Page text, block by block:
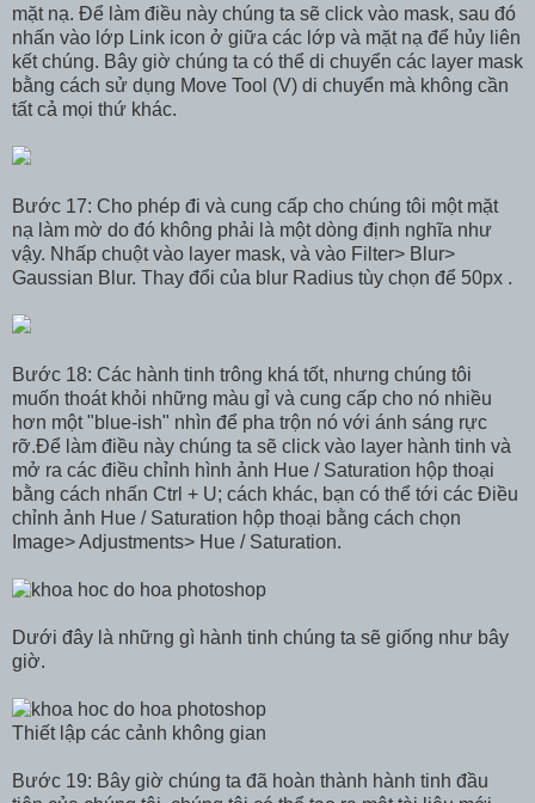
mặt nạ. Để làm điều này chúng ta sẽ click vào mask, sau đó
nhấn vào lớp Link icon ở giữa các lớp và mặt nạ để hủy liên
kết chúng. Bây giờ chúng ta có thể di chuyển các layer mask
bằng cách sử dụng Move Tool (V) di chuyển mà không cần
tất cả mọi thứ khác.
Bước 17: Cho phép đi và cung cấp cho chúng tôi một mặt
nạ làm mờ do đó không phải là một dòng định nghĩa như
vậy. Nhấp chuột vào layer mask, và vào Filter> Blur>
Gaussian Blur. Thay đổi của blur Radius tùy chọn để 50px .
Bước 18: Các hành tinh trông khá tốt, nhưng chúng tôi
muốn thoát khỏi những màu gỉ và cung cấp cho nó nhiều
hơn một "blue-ish" nhìn để pha trộn nó với ánh sáng rực
rỡ.Để làm điều này chúng ta sẽ click vào layer hành tinh và
mở ra các điều chỉnh hình ảnh Hue / Saturation hộp thoại
bằng cách nhấn Ctrl + U; cách khác, bạn có thể tới các Điều
chỉnh ảnh Hue / Saturation hộp thoại bằng cách chọn
Image> Adjustments> Hue / Saturation.
Dưới đây là những gì hành tinh chúng ta sẽ giống như bây
giờ.
Thiết lập các cảnh không gian
Bước 19: Bây giờ chúng ta đã hoàn thành hành tinh đầu